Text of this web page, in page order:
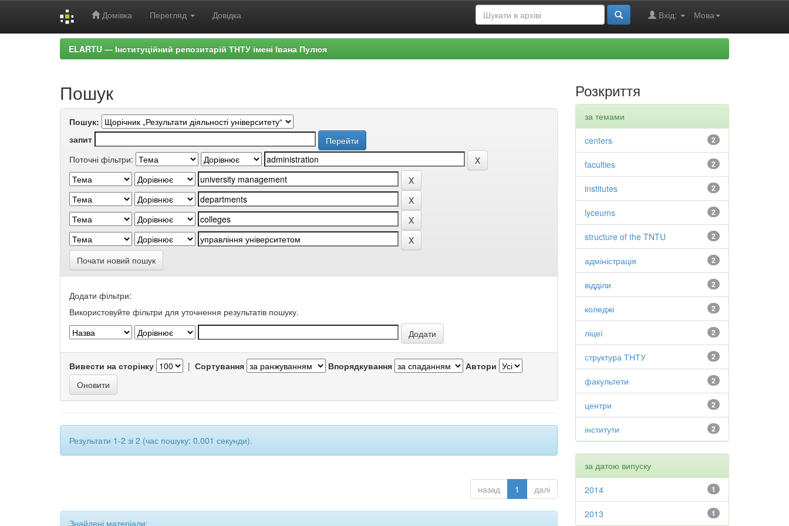
Домівка Перегляд Довідка Мова
Вхід:
ELARTU — Інституційний репозитарій ТНТУ імені Івана Пулюя
Пошук
Пошук:
запит
Поточні фільтри:
Почати новий пошук
Додати фільтри:
Використовуйте фільтри для уточнення результатів пошуку.
Вивести на сторінку | Сортування Впорядкування Автори
Результати 1-2 зі 2 (час пошуку: 0.001 секунди).
назад 1 далі
Знайдені матеріали:
Розкриття
за темами
2
centers
2
faculties
2
institutes
2
lyceums
2
structure of the TNTU
2
адміністрація
2
відділи
2
коледжі
2
ліцеї
2
структура ТНТУ
2
факультети
2
центри
2
інститути
за датою випуску
1
2014
1
2013